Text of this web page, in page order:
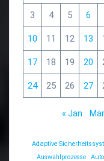
3 4 5 6
10 11 12 13
17 18 19 20
24 25 26 27
« Jan.
Adaptive
Auswahlprozesse